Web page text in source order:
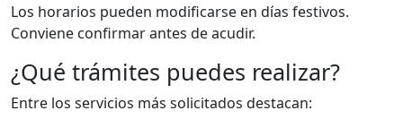
Los horarios pueden modificarse en días festivos.
Conviene confirmar antes de acudir.
¿Qué trámites puedes realizar?
Entre los servicios más solicitados destacan: